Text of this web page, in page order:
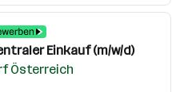
Einkauf (m/w/d)
Österreich